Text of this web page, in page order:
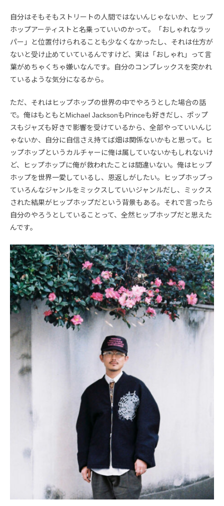
自分はそもそもストリートの人間ではないんじゃないか、ヒップ
ホップアーティストと名乗っていいのかって。「おしゃれなラッ
パー」と位置付けられることも少なくなかったし、それは仕方が
ないと受け止めていているんですけど、実は「おしゃれ」って言
葉がめちゃくちゃ嫌いなんです。自分のコンプレックスを突かれ
ているような気分になるから。
ただ、それはヒップホップの世界の中でやろうとした場合の話
で。俺はもともとMichael JacksonもPrinceも好きだし、ポップ
スもジャズも好きで影響を受けているから、全部やっていいんじ
ゃないか、自分に自信さえ持てば畑は関係ないかもと思って。ヒ
ップホップというカルチャーに俺は属していないかもしれないけ
ど、ヒップホップに俺が救われたことは間違いない。俺はヒップ
ホップを世界一愛しているし、恩返しがしたい。ヒップホップっ
ていろんなジャンルをミックスしていいジャンルだし、ミックス
された結果がヒップホップだという背景もある。それで言ったら
自分のやろうとしていることって、全然ヒップホップだと思えた
んです。